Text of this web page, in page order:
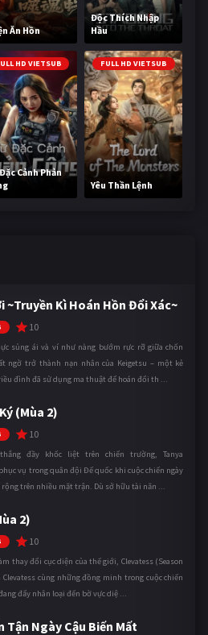
Ăn Hồn
Độc Thích Nhập
Hầu
HD VIETSUB
Cảnh Phản
FULL HD VIETSUB
Yêu Thần Lệnh
~Truyền Kì Hoán Hồn Đổi Xác~
10
sủng ái và ví như nàng bướm rực rỡ giữa chốn
ngờ trở thành nạn nhân của Keigetsu – một kẻ
đình đã sử dụng ma thuật để hoán đổi th ...
(Mùa 2)
10
đầy khốc liệt trên chiến trường, Tanya
vụ trong quân đội Đế quốc khi cuộc chiến ngày
rộng trên nhiều mặt trận. Dù sở hữu tài năn ...
2)
10
thay đổi cục diện của thế giới, Clevatess (Season
cùng những đồng minh trong cuộc chiến
đẩy nhân loại đến bờ vực diệ ...
Tận Ngày Cậu Biến Mất